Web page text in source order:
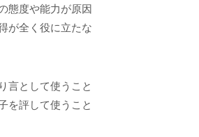
態度や能力が原因
が全く役に立たな
言として使うこと
を評して使うこと